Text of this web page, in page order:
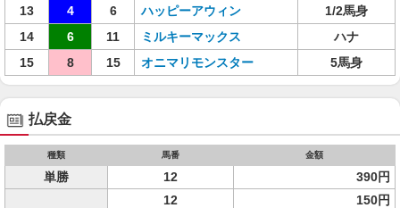
13
4 6 ハッピーアウィン
1/2馬身
14
6 11 ミルキーマックス
ハナ
15
8 15 オニマリモンスター 5馬身
払戻金
種類 馬番 金額
単勝 12 390円
12
150円